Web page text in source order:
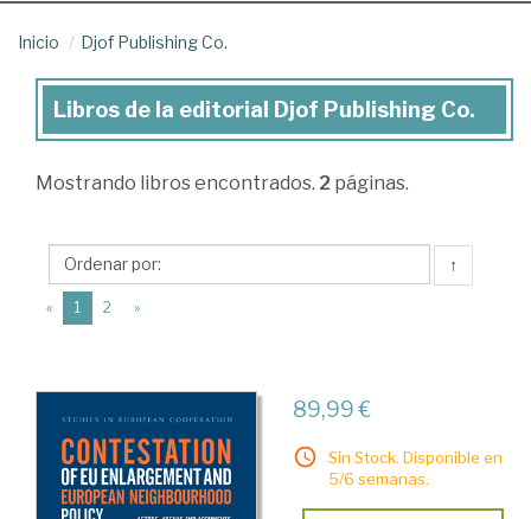
Inicio Djof Publishing Co.
Libros
la
Djof
Publishing
Libros de la editorial Djof Publishing Co.
Mostrando libros encontrados. 2 páginas.
↑
« 1 (current)
2 »
89,99 €
Sin Stock. Disponible en
5/6 semanas.